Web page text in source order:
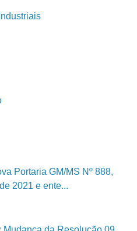
Portaria GM/MS Nº 888,
2021 e ente...